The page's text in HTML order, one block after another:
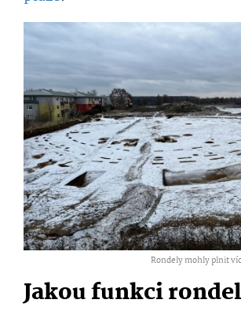
Rondely mohly plnit
Jakou funkci